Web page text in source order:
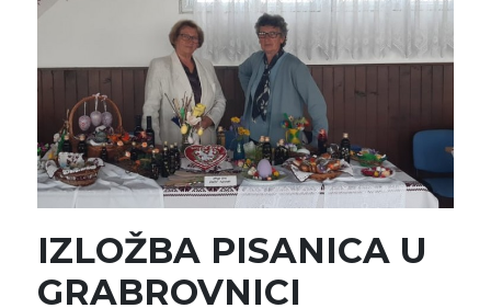
IZLOŽBA PISANICA U
GRABROVNICI